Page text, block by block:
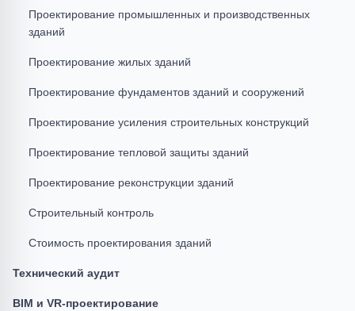
Проектирование промышленных и производственных
зданий
Проектирование жилых зданий
Проектирование фундаментов зданий и сооружений
Проектирование усиления строительных конструкций
Проектирование тепловой защиты зданий
Проектирование реконструкции зданий
Строительный контроль
Стоимость проектирования зданий
Технический аудит
BIM и VR-проектирование